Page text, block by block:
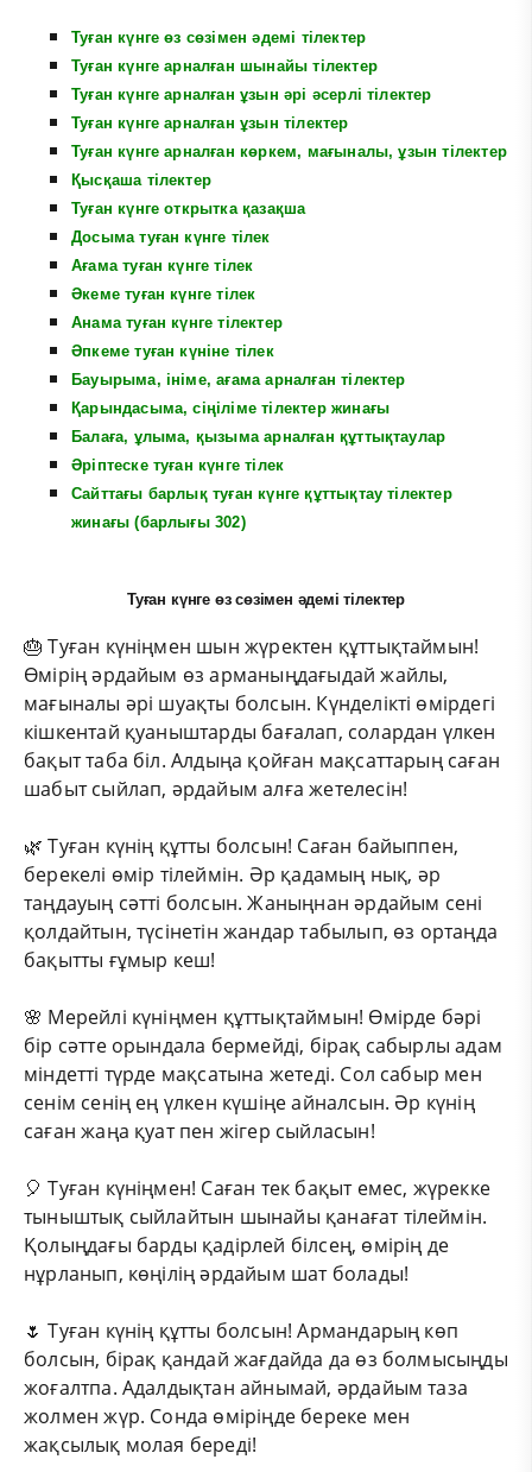
Туған күнге өз сөзімен әдемі тілектер
Туған күнге арналған шынайы тілектер
Туған күнге арналған ұзын әрі әсерлі тілектер
Туған күнге арналған ұзын тілектер
Туған күнге арналған көркем, мағыналы, ұзын тілектер
Қысқаша тілектер
Туған күнге открытка қазақша
Досыма туған күнге тілек
Ағама туған күнге тілек
Әкеме туған күнге тілек
Анама туған күнге тілектер
Әпкеме туған күніне тілек
Бауырыма, ініме, ағама арналған тілектер
Қарындасыма, сіңіліме тілектер жинағы
Балаға, ұлыма, қызыма арналған құттықтаулар
Әріптеске туған күнге тілек
Сайттағы барлық туған күнге құттықтау тілектер
жинағы (барлығы 302)
Туған күнге өз сөзімен әдемі тілектер
🎂 Туған күніңмен шын жүректен құттықтаймын!
Өмірің әрдайым өз арманыңдағыдай жайлы,
мағыналы әрі шуақты болсын. Күнделікті өмірдегі
кішкентай қуаныштарды бағалап, солардан үлкен
бақыт таба біл. Алдыңа қойған мақсаттарың саған
шабыт сыйлап, әрдайым алға жетелесін!
🌿 Туған күнің құтты болсын! Саған байыппен,
берекелі өмір тілеймін. Әр қадамың нық, әр
таңдауың сәтті болсын. Жаныңнан әрдайым сені
қолдайтын, түсінетін жандар табылып, өз ортаңда
бақытты ғұмыр кеш!
🌸 Мерейлі күніңмен құттықтаймын! Өмірде бәрі
бір сәтте орындала бермейді, бірақ сабырлы адам
міндетті түрде мақсатына жетеді. Сол сабыр мен
сенім сенің ең үлкен күшіңе айналсын. Әр күнің
саған жаңа қуат пен жігер сыйласын!
🎈 Туған күніңмен! Саған тек бақыт емес, жүрекке
тыныштық сыйлайтын шынайы қанағат тілеймін.
Қолыңдағы барды қадірлей білсең, өмірің де
нұрланып, көңілің әрдайым шат болады!
🌷 Туған күнің құтты болсын! Армандарың көп
болсын, бірақ қандай жағдайда да өз болмысыңды
жоғалтпа. Адалдықтан айнымай, әрдайым таза
жолмен жүр. Сонда өміріңде береке мен
жақсылық молая береді!